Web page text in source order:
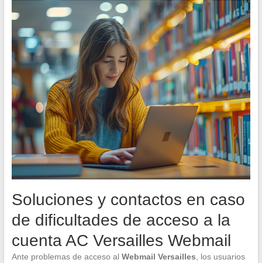
Soluciones y contactos en caso
de dificultades de acceso a la
cuenta AC Versailles Webmail
Ante problemas de acceso al Webmail Versailles , los usuarios